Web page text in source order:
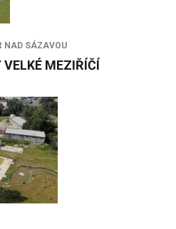
NAD SÁZAVOU
VELKÉ MEZIŘÍČÍ